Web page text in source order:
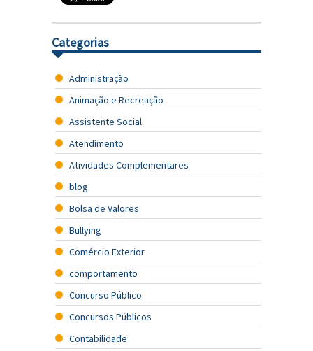
Categorias
Administração
Animação e Recreação
Assistente Social
Atendimento
Atividades Complementares
blog
Bolsa de Valores
Bullying
Comércio Exterior
comportamento
Concurso Público
Concursos Públicos
Contabilidade